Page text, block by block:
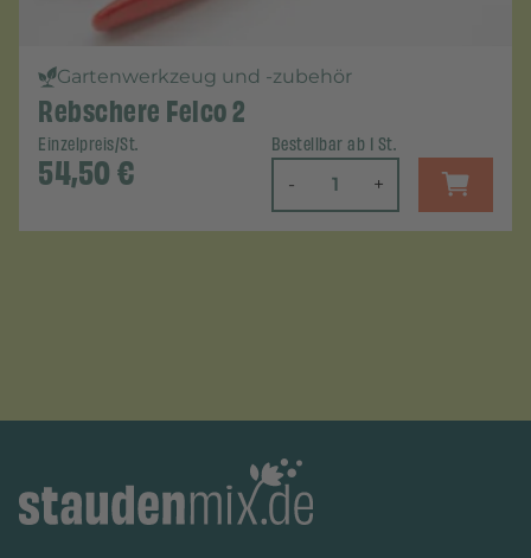
Gartenwerkzeug und -zubehör
Rebschere Felco 2
Einzelpreis/St.
54,50€
Bestellbar ab 1 St.
- +